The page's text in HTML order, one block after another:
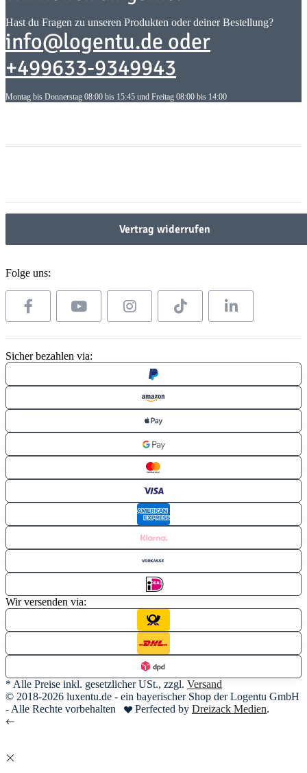
Hast du Fragen zu unseren Produkten oder deiner Bestellung?
info@logentu.de oder
+499633-9349943
Montag bis Donnerstag 08:00 bis 15:45 und Freitag 08:00 bis 14:00
Vertrag widerrufen
Folge uns:
Sicher bezahlen via:
Wir versenden via:
* Alle Preise inkl. gesetzlicher USt., zzgl. Versand
© 2018-2026 luxentu.de - ein bayerischer Shop der Logentu GmbH
- Alle Rechte vorbehalten
Perfected by Dreizack Medien.